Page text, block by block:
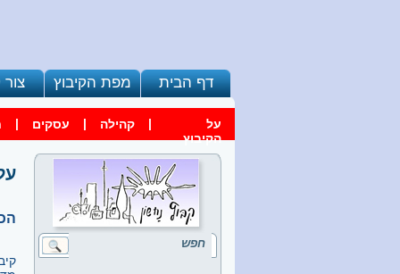
דף הבית מפת הקיבוץ
על
הקיבוץ
| קהילה | עסקים |